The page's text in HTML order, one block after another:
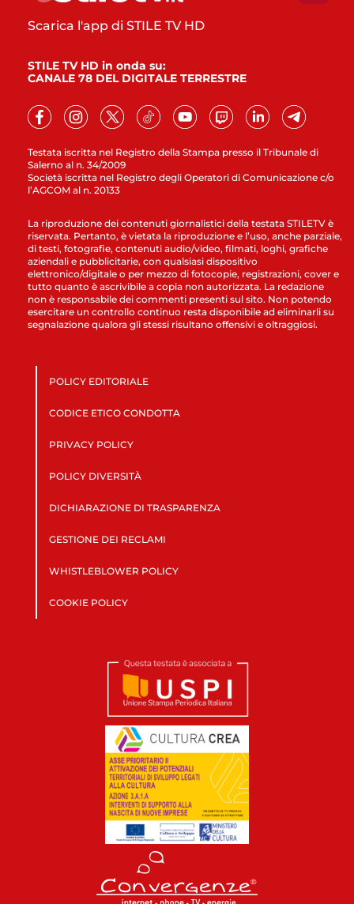
Testata iscritta nel Registro della Stampa presso il Tribunale di
Salerno al n. 34/2009
Società iscritta nel Registro degli Operatori di Comunicazione c/o
l’AGCOM al n. 20133
Scarica l'app di STILE TV HD
STILE TV HD in onda su:
CANALE 78 DEL DIGITALE TERRESTRE
La riproduzione dei contenuti giornalistici della testata STILETV è
riservata. Pertanto, è vietata la riproduzione e l’uso, anche parziale,
di testi, fotografie, contenuti audio/video, filmati, loghi, grafiche
aziendali e pubblicitarie, con qualsiasi dispositivo
elettronico/digitale o per mezzo di fotocopie, registrazioni, cover e
tutto quanto è ascrivibile a copia non autorizzata. La redazione
non è responsabile dei commenti presenti sul sito. Non potendo
esercitare un controllo continuo resta disponibile ad eliminarli su
segnalazione qualora gli stessi risultano offensivi e oltraggiosi.
POLICY EDITORIALE
CODICE ETICO CONDOTTA
PRIVACY POLICY
POLICY DIVERSITÀ
DICHIARAZIONE DI TRASPARENZA
GESTIONE DEI RECLAMI
WHISTLEBLOWER POLICY
COOKIE POLICY